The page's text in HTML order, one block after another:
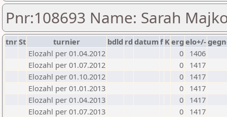
Pnr:108693 Name: Sarah
tnrSt turnier bdld rd datumf Kerg elo+/-
Elozahl per 01.04.2012
0
1406
Elozahl per 01.07.2012
0
1417
Elozahl per 01.10.2012
0
1417
Elozahl per 01.01.2013
0
1417
Elozahl per 01.04.2013
0
1417
Elozahl per 01.07.2013
0
1417